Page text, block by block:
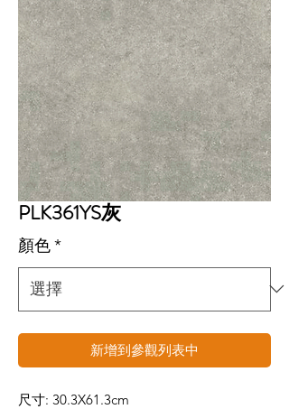
PLK361YS灰
顏色*
新增到參觀列表中
尺寸: 30.3X61.3cm